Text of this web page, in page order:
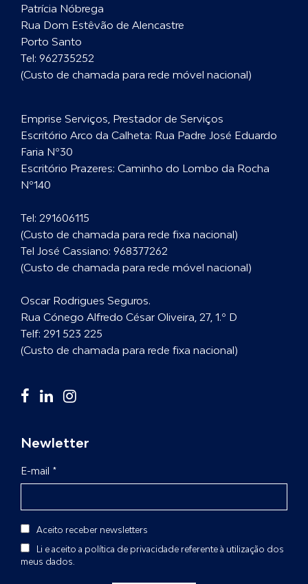
Patrícia Nóbrega
Rua Dom Estêvão de Alencastre
Porto Santo
Tel: 962735252
(Custo de chamada para rede móvel nacional)
Emprise Serviços, Prestador de Serviços
Escritório Arco da Calheta: Rua Padre José Eduardo
Faria Nº30
Escritório Prazeres: Caminho do Lombo da Rocha
Nº140
Tel: 291606115
(Custo de chamada para rede fixa nacional)
Tel José Cassiano: 968377262
(Custo de chamada para rede móvel nacional)
Oscar Rodrigues Seguros.
Rua Cónego Alfredo César Oliveira, 27, 1.º D
Telf: 291 523 225
(Custo de chamada para rede fixa nacional)
Newletter
E-mail *
Aceito receber newsletters
Li e aceito a política de privacidade referente à utilização dos
meus dados.